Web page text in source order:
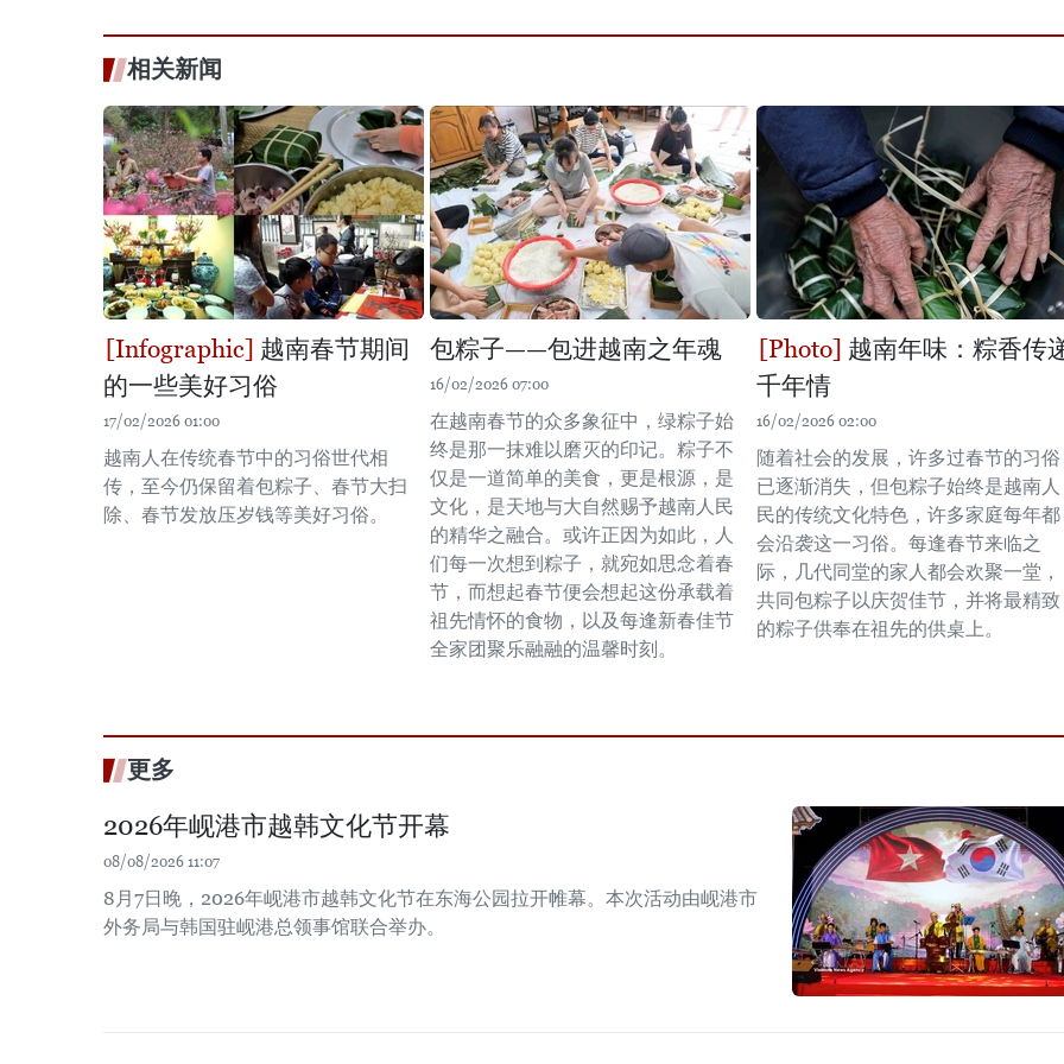
相关新闻
越南春节期间
的一些美好习俗
17/02/2026 01:00
越南人在传统春节中的习俗世代相
传，至今仍保留着包粽子、春节大扫
除、春节发放压岁钱等美好习俗。
包粽子——包进越南之年魂
16/02/2026 07:00
在越南春节的众多象征中，绿粽子始
终是那一抹难以磨灭的印记。粽子不
仅是一道简单的美食，更是根源，是
文化，是天地与大自然赐予越南人民
的精华之融合。或许正因为如此，人
们每一次想到粽子，就宛如思念着春
节，而想起春节便会想起这份承载着
祖先情怀的食物，以及每逢新春佳节
全家团聚乐融融的温馨时刻。
越南年味：粽香传
千年情
16/02/2026 02:00
随着社会的发展，许多过春节的习俗
已逐渐消失，但包粽子始终是越南人
民的传统文化特色，许多家庭每年都
会沿袭这一习俗。每逢春节来临之
际，几代同堂的家人都会欢聚一堂，
共同包粽子以庆贺佳节，并将最精致
的粽子供奉在祖先的供桌上。
更多
2026年岘港市越韩文化节开幕
08/08/2026 11:07
8月7日晚，2026年岘港市越韩文化节在东海公园拉开帷幕。本次活动由岘港市
外务局与韩国驻岘港总领事馆联合举办。